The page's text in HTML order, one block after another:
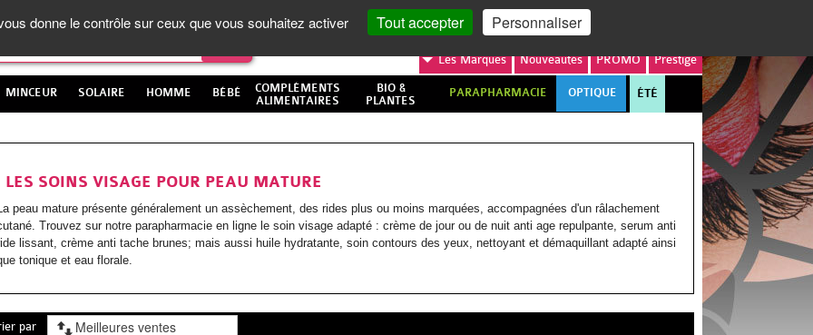
MON COMPTE
LesMarques Nouveautés PROMO Prestige
MINCEUR SOLAIRE HOMME BÉBÉ
COMPLÉMENTS
ALIMENTAIRES
BIO &
PLANTES
PARAPHARMACIE OPTIQUE ÉTÉ
LES SOINS VISAGE POUR PEAU MATURE
peau mature présente généralement un assèchement, des rides plus ou moins marquées, accompagnées d'un râlachement
Trouvez sur notre parapharmacie en ligne le soin visage adapté : crème de jour ou de nuit anti age repulpante, serum anti
lissant, crème anti tache brunes; mais aussi huile hydratante, soin contours des yeux, nettoyant et démaquillant adapté ainsi
tonique et eau florale.
par
donne le contrôle sur ceux que vous souhaitez activer Tout accepter Personnaliser